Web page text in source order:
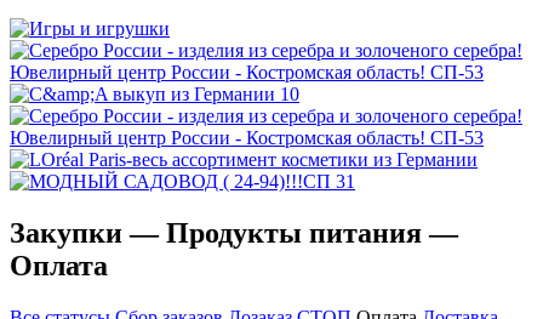
Закупки — Продукты питания —
Оплата